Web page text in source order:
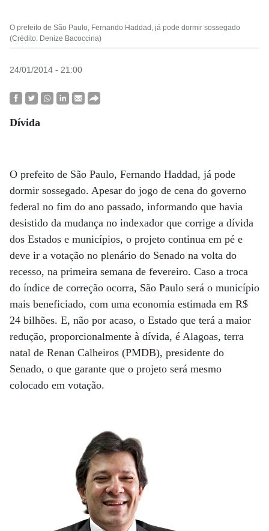
O prefeito de São Paulo, Fernando Haddad, já pode dormir sossegado
(Crédito: Denize Bacoccina)
24/01/2014 - 21:00
Dívida
O prefeito de São Paulo, Fernando Haddad, já pode
dormir sossegado. Apesar do jogo de cena do governo
federal no fim do ano passado, informando que havia
desistido da mudança no indexador que corrige a dívida
dos Estados e municípios, o projeto continua em pé e
deve ir a votação no plenário do Senado na volta do
recesso, na primeira semana de fevereiro. Caso a troca
do índice de correção ocorra, São Paulo será o município
mais beneficiado, com uma economia estimada em R$
24 bilhões. E, não por acaso, o Estado que terá a maior
redução, proporcionalmente à dívida, é Alagoas, terra
natal de Renan Calheiros (PMDB), presidente do
Senado, o que garante que o projeto será mesmo
colocado em votação.